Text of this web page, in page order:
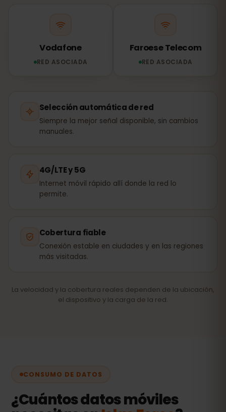
Vodafone
RED ASOCIADA
Faroese Telecom
RED ASOCIADA
Selección automática de red
Siempre la mejor señal disponible, sin cambios
manuales.
4G/LTE y 5G
Internet móvil rápido allí donde la red lo
permite.
Cobertura fiable
Conexión estable en ciudades y en las regiones
más visitadas.
La velocidad y la cobertura reales dependen de la ubicación,
el dispositivo y la carga de la red.
CONSUMO DE DATOS
¿Cuántos datos móviles